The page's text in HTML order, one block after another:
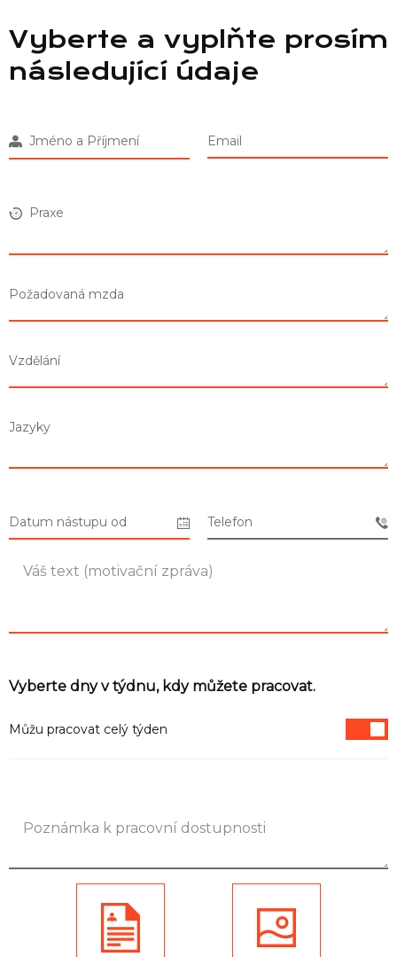
Seznam prodejen
Informace
Vyberte a vyplňte prosím
následující údaje
Jméno a Příjmení Email
Praxe
Požadovaná mzda
Vzdělání
Jazyky
Datum nástupu od Telefon
Vyberte dny v týdnu, kdy můžete pracovat.
Můžu pracovat celý týden